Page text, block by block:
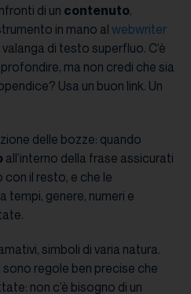
di un contenuto,
in mano al webwriter
di testo superfluo. C’è
ma non credi che sia
Usa un buon link. Un
delle bozze: quando
all’interno della frase assicurati
il resto, e che le
tempi, genere, numeri e
simboli di varia natura.
sono regole ben precise che
non c’è bisogno di un